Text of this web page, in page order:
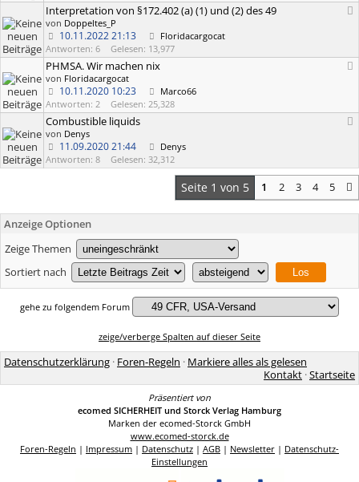
Interpretation von §172.402 (a) (1) und (2) des 49
von Doppeltes_P
10.11.202221:13
Floridacargocat
Antworten: 6
Gelesen: 13,977
PHMSA. Wir machen nix
von Floridacargocat
10.11.2020 10:23
Marco66
Antworten: 2
Gelesen: 25,328
Combustible liquids
von Denys
11.09.202021:44
Denys
Antworten: 8
Gelesen: 32,312
Seite 1 von 5 1 2 3 4 5
Anzeige Optionen
Zeige Themen
Sortiert nach
gehe zu folgendem Forum
zeige/verberge Spalten auf dieser Seite
Datenschutzerklärung · Foren-Regeln · Markiere alles als gelesen
Kontakt ·Startseite
Präsentiert von
ecomed SICHERHEIT und Storck Verlag Hamburg
Marken der ecomed-Storck GmbH
www.ecomed-storck.de
Foren-Regeln | Impressum | Datenschutz | AGB | Newsletter | Datenschutz-
Einstellungen